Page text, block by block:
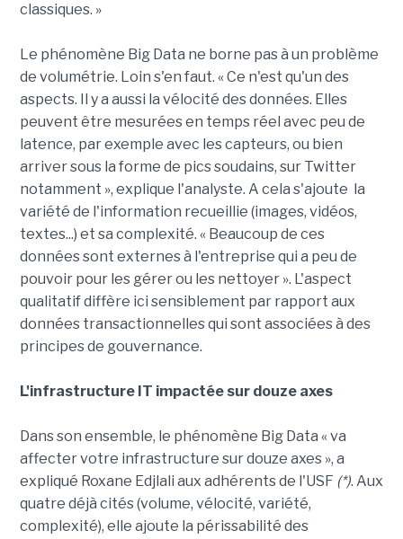
classiques. »
Le phénomène Big Data ne borne pas à un problème
de volumétrie. Loin s'en faut. « Ce n'est qu'un des
aspects. Il y a aussi la vélocité des données. Elles
peuvent être mesurées en temps réel avec peu de
latence, par exemple avec les capteurs, ou bien
arriver sous la forme de pics soudains, sur Twitter
notamment », explique l'analyste. A cela s'ajoute la
variété de l'information recueillie (images, vidéos,
textes...) et sa complexité. « Beaucoup de ces
données sont externes à l'entreprise qui a peu de
pouvoir pour les gérer ou les nettoyer ». L'aspect
qualitatif diffère ici sensiblement par rapport aux
données transactionnelles qui sont associées à des
principes de gouvernance.
L'infrastructure IT impactée sur douze axes
Dans son ensemble, le phénomène Big Data « va
affecter votre infrastructure sur douze axes », a
expliqué Roxane Edjlali aux adhérents de l'USF (*). Aux
quatre déjà cités (volume, vélocité, variété,
complexité), elle ajoute la périssabilité des